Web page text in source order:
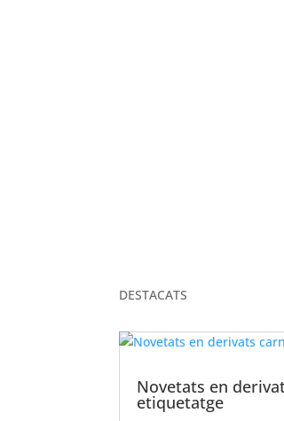
DESTACATS
Novetats en
etiquetatge